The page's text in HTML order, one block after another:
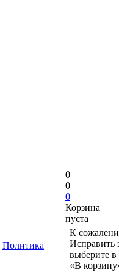
Политика
0
0
0
Корзина
пуста
К
Исправить
выберите
«В